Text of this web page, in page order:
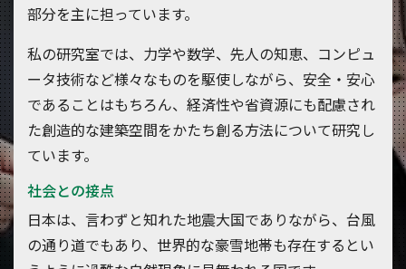
部分を主に担っています。
私の研究室では、力学や数学、先人の知恵、コンピュ
ータ技術など様々なものを駆使しながら、安全・安心
であることはもちろん、経済性や省資源にも配慮され
た創造的な建築空間をかたち創る方法について研究し
ています。
社会との接点
日本は、言わずと知れた地震大国でありながら、台風
の通り道でもあり、世界的な豪雪地帯も存在するとい